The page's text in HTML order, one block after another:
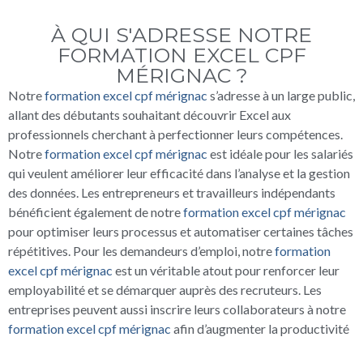
À QUI S'ADRESSE NOTRE
FORMATION EXCEL CPF
MÉRIGNAC ?
Notreformation excel cpf mérignac s’adresse à un large public,
allant des débutants souhaitant découvrir Excel aux
professionnels cherchant à perfectionner leurs compétences.
Notreformation excel cpf mérignac est idéale pour les salariés
qui veulent améliorer leur efficacité dans l’analyse et la gestion
des données. Les entrepreneurs et travailleurs indépendants
bénéficient également de notreformation excel cpf mérignac
pour optimiser leurs processus et automatiser certaines tâches
répétitives. Pour les demandeurs d’emploi, notreformation
excel cpf mérignac est un véritable atout pour renforcer leur
employabilité et se démarquer auprès des recruteurs. Les
entreprises peuvent aussi inscrire leurs collaborateurs à notre
formation excel cpf mérignac afin d’augmenter la productivité